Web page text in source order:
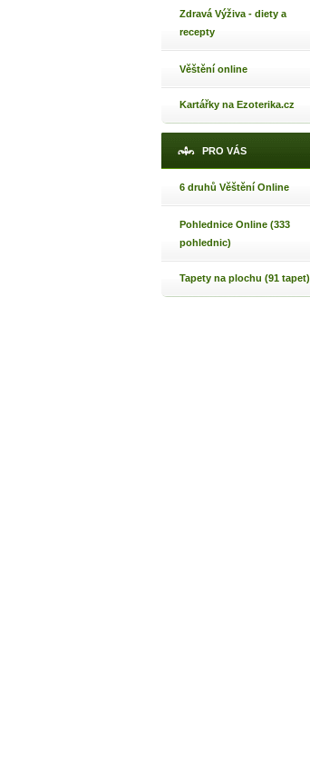
Zdravá Výživa - diety a
recepty
Věštění online
Kartářky na Ezoterika.cz
PRO VÁS
6 druhů Věštění Online
Pohlednice Online (333
pohlednic)
Tapety na plochu (91 tapet)